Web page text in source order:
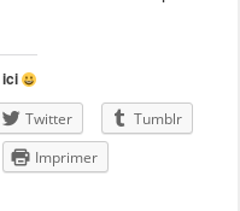
Twitter
Tumblr
Imprimer